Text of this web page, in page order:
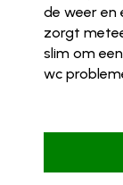
de weer
zorgt
slim om
wc